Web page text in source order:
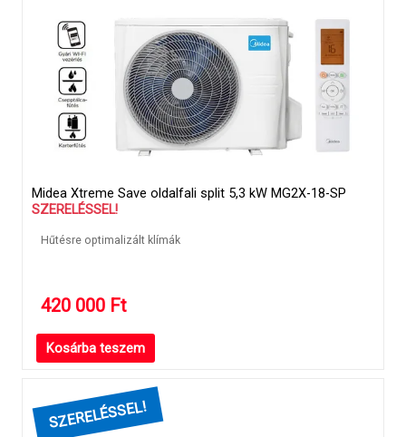
Midea Xtreme Save oldalfali split 5,3 kW MG2X-18-SP
SZERELÉSSEL!
Hűtésre optimalizált klímák
420 000 Ft
Kosárba teszem